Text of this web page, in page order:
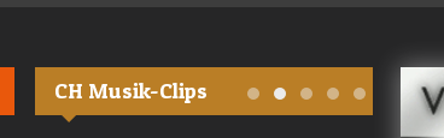
CH Musik-Clips